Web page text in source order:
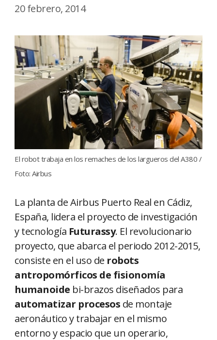
20 febrero, 2014
El robot trabaja en los remaches de los largueros del A380 /
Foto: Airbus
La planta de Airbus Puerto Real en Cádiz,
España, lidera el proyecto de investigación
y tecnología Futurassy. El revolucionario
proyecto, que abarca el periodo 2012-2015,
consiste en el uso de robots
antropomórficos de fisionomía
humanoide bi-brazos diseñados para
automatizar procesos de montaje
aeronáutico y trabajar en el mismo
entorno y espacio que un operario,